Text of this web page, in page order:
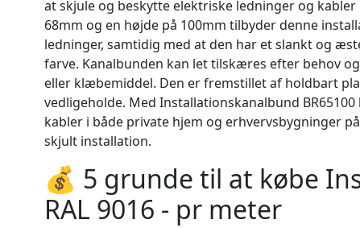
at skjule og beskytte elektriske ledninger og
68mm og en højde på 100mm tilbyder denne
ledninger, samtidig med at den har et slankt og
farve. Kanalbunden kan let tilskæres efter behov
eller klæbemiddel. Den er fremstillet af holdbart
vedligeholde. Med Installationskanalbund
kabler i både private hjem og erhvervsbygninger
skjult installation.
💰 5 grunde til at købe
RAL 9016 - pr meter